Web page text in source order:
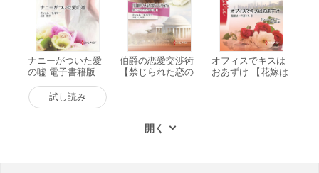
ナニーがついた愛
の嘘 電子書籍版
試し読み
伯爵の恋愛交渉術
【禁じられた恋の
オフィスでキスは
おあずけ 【花嫁は